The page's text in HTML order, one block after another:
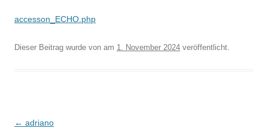
accesson_ECHO.php
Dieser Beitrag wurde von am 1. November 2024 veröffentlicht.
Beitragsnavigation
← adriano